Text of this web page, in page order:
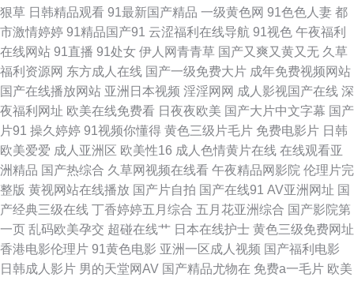
片 老湿地福利 美女自慰巨乳 91狼友社 国产久草免费 AV无码福利 黄网站大
全免费 51麻豆精品 黄色香蕉视频网站 亚洲天堂免费 超碰97在线看 九一精品
久久 日本极品午夜剧场 影音先锋鲁鲁 A片日韩 狠狠撸狠狠操 人妻诱惑影院
院限制 黄色另类情感 日韩电影免费看 91大神五区 超碰碰人人妻 日本一二免
费区 91泰国大片 国产人妖在线观看 人人妻超碰 影音先锋黑丝 成人电影A片
免费成人毛片 午夜青青草一区 www麻豆tv 精品自拍4 天天射一射 AV网址 精
狠草 日韩精品观看 91最新国产精品 一级黄色网 91色色人妻 都
市激情婷婷 91精品国产91 云涩福利在线导航 91视色 午夜福利
在线网站 91直播 91处女 伊人网青青草 国产又爽又黄又无 久草
福利资源网 东方成人在线 国产一级免费大片 成年免费视频网站
国产在线播放网站 亚洲日本视频 淫淫网网 成人影视国产在线 深
夜福利网址 欧美在线免费看 日夜夜欧美 国产大片中文字幕 国产
片91 操久婷婷 91视频你懂得 黄色三级片毛片 免费电影片 日韩
欧美爱爱 成人亚洲区 欧美性16 成人色情黄片在线 在线观看亚
洲精品 国产热综合 久草网视频在线看 午夜精品网影院 伦理片完
整版 黄视网站在线播放 国产片自拍 国产在线91 AV亚洲网址 国
产经典三级在线 丁香婷婷五月综合 五月花亚洲综合 国产影院第
一页 乱码欧美孕交 超碰在线艹 日本在线护士 黄色三级免费网址
香港电影伦理片 91黄色电影 亚洲一区成人视频 国产福利电影
日韩成人影片 男的天堂网AV 国产精品尤物在 免费a一毛片 欧美